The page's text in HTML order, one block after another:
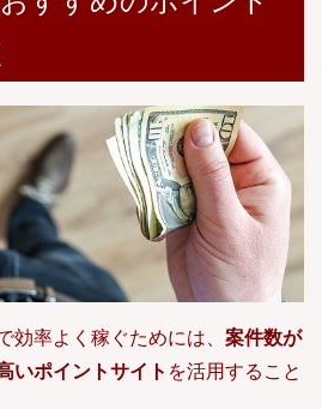
効率よく稼ぐためには、 案件数が
いポイントサイト を活用すること